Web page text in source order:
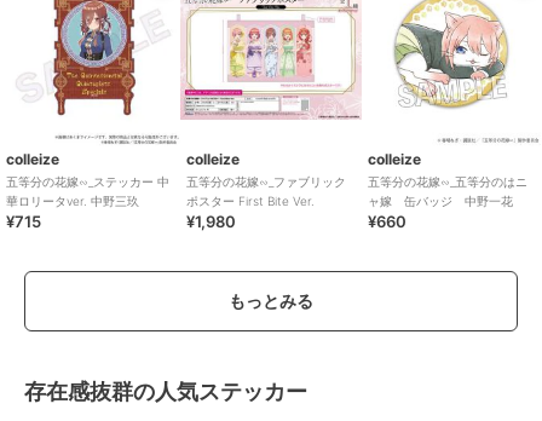
colleize
五等分の花嫁∽_ステッカー 中
華ロリータver. 中野三玖
¥715
colleize
五等分の花嫁∽_ファブリック
ポスター First Bite Ver.
¥1,980
colleize
五等分の花嫁∽_五等分のはニ
ャ嫁 缶バッジ 中野一花
¥660
もっとみる
存在感抜群の人気ステッカー